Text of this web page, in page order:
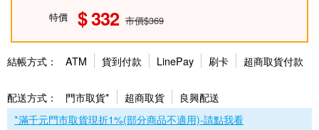
特價 332 市價$369
結帳方式： ATM 貨到付款 LinePay 刷卡 超商取貨付款
配送方式： 門市取貨* 超商取貨
良興配送
*滿千元門市取貨現折1%(部分商品不適用)-請點我看